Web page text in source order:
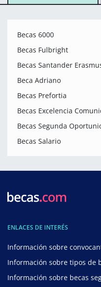
Becas 6000
Becas Fulbright
Becas Santander
Beca Adriano
Becas Prefortia
Becas Excelencia
Becas Segunda
Becas Salario
ENLACES DE INTERÉS
Información sobre
Información sobre tipos de
Información sobre becas